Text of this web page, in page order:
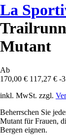
La
Mutant
Ab
170,00 € 117,27 € -
inkl. MwSt. zzgl.
Beherrschen Sie
Mutant für Frauen,
Bergen eignen.